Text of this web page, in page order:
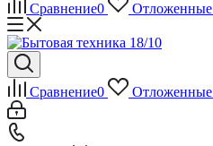
Сравнение0 Отложенные
Сравнение0 Отложенные